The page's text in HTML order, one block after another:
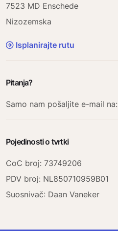
7523 MD Enschede
Nizozemska
Isplanirajte rutu
Pitanja?
Samo nam pošaljite e-mail na:
Pojedinosti o tvrtki
CoC broj: 73749206
PDV broj: NL850710959B01
Suosnivač: Daan Vaneker